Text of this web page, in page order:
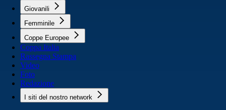
Giovanili
Femminile
Coppe Europee
Coppa Italia
Rassegna Stampa
Video
Foto
Redazione
I siti del nostro network